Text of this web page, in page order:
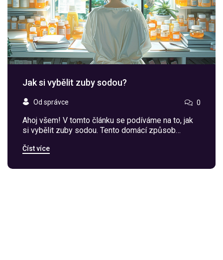
Jak si vybělit zuby sodou?
Od správce 0
Ahoj všem! V tomto článku se podíváme na to, jak
si vybělit zuby sodou. Tento domácí způsob
se o tom dozvědět více. Přečtěte si tento článek a
jak ji správně používat. Přidejte se ke mně a
Číst více